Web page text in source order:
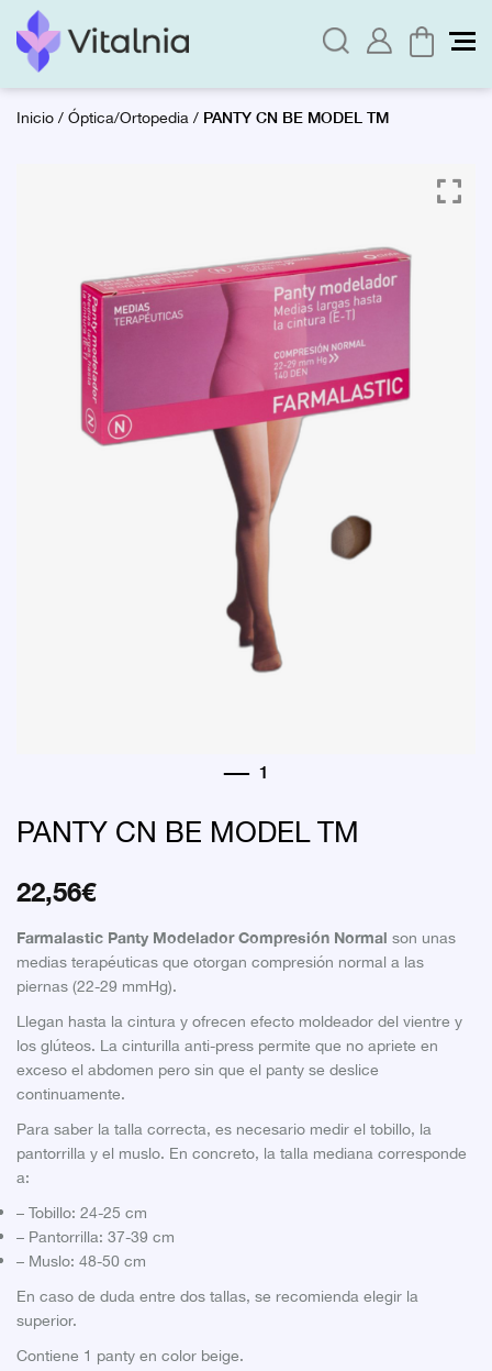
Inicio/Óptica/Ortopedia/ PANTY CN BE MODEL TM
PANTY CN BE MODEL TM
22,56€
Farmalastic Panty Modelador Compresión Normal son unas
medias terapéuticas que otorgan compresión normal a las
piernas (22-29 mmHg).
Llegan hasta la cintura y ofrecen efecto moldeador del vientre y
los glúteos. La cinturilla anti-press permite que no apriete en
exceso el abdomen pero sin que el panty se deslice
continuamente.
Para saber la talla correcta, es necesario medir el tobillo, la
pantorrilla y el muslo. En concreto, la talla mediana corresponde
a:
– Tobillo: 24-25 cm
– Pantorrilla: 37-39 cm
– Muslo: 48-50 cm
En caso de duda entre dos tallas, se recomienda elegir la
superior.
Contiene 1 panty en color beige.